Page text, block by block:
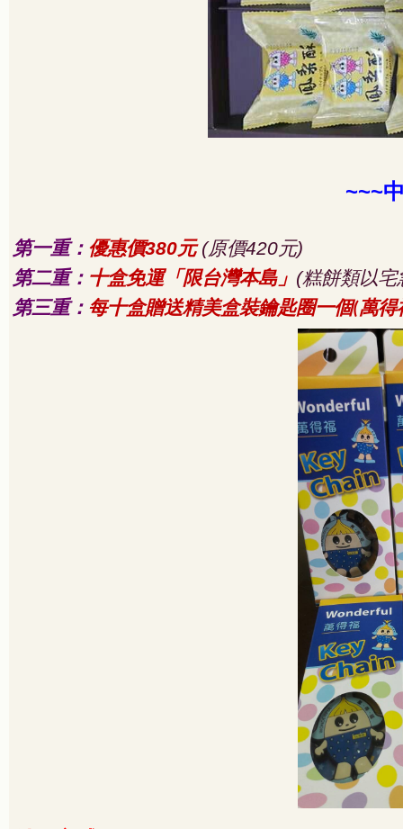
~~~
第一重： 優惠價380元 (原價420元)
第二重： 十盒免運「限台灣本島」 (糕餅類以
第三重： 每十盒贈送精美盒裝鑰匙圈一個(萬得